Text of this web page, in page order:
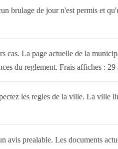
brulage de jour n'est permis et
cas. La page actuelle de la
du reglement. Frais affiches :
les regles de la ville. La ville
avis prealable. Les documents